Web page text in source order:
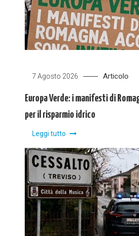
7 Agosto 2026 Articolo
Europa Verde: i manifesti di
per il risparmio idrico
Leggi tutto